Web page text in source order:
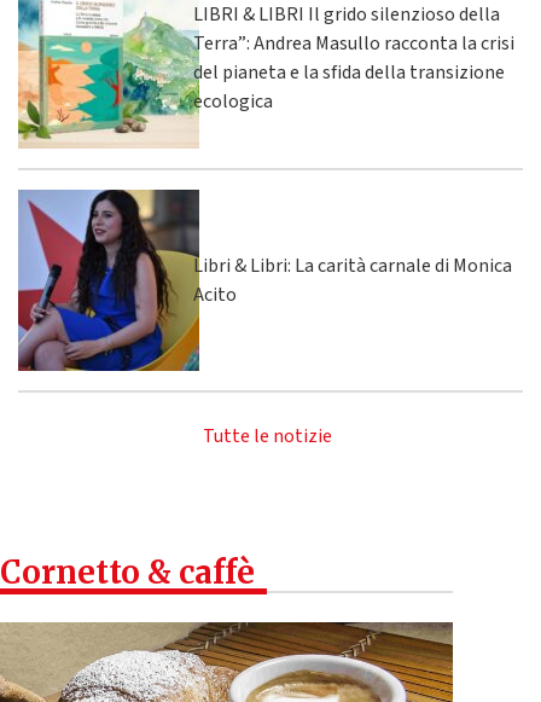
LIBRI & LIBRI Il grido silenzioso della
Terra”: Andrea Masullo racconta la crisi
del pianeta e la sfida della transizione
ecologica
Libri & Libri: La carità carnale di Monica
Acito
Tutte le notizie
Cornetto & caffè